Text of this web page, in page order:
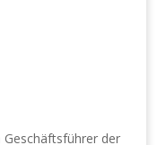
Geschäftsführer der